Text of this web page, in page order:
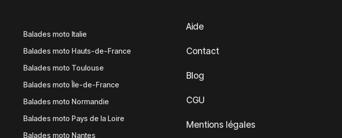
Balades moto Italie
Balades moto Hauts-de-France
Balades moto Toulouse
Balades moto Île-de-France
Balades moto Normandie
Balades moto Pays de la Loire
Balades moto Nantes
Aide
Contact
Blog
CGU
Mentions légales